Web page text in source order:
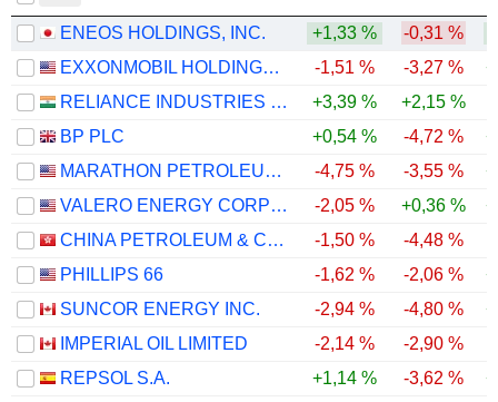
ENEOS HOLDINGS, INC.
+1,33 % -0,31 %
EXXONMOBIL HOLDINGS CORPORATION
-1,51 % -3,27 %
RELIANCE INDUSTRIES LTD
+3,39 % +2,15 %
BP PLC
+0,54 % -4,72 %
MARATHON PETROLEUM CORPORATION
-4,75 % -3,55 %
VALERO ENERGY CORPORATION
-2,05 % +0,36 %
CHINA PETROLEUM & CHEMICAL CORPORATION
-1,50 % -4,48 %
PHILLIPS 66
-1,62 % -2,06 %
SUNCOR ENERGY INC.
-2,94 % -4,80 %
IMPERIAL OIL LIMITED
-2,14 % -2,90 %
REPSOL S.A.
+1,14 % -3,62 %